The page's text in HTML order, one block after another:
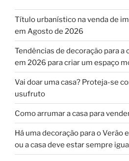
Título urbanístico na venda de
em Agosto de 2026
Tendências de decoração para a
em 2026 para criar um espaço
Vai doar uma casa? Proteja-se
usufruto
Como arrumar a casa para
Há uma decoração para o Verão
ou a casa deve estar sempre